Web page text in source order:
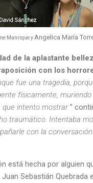
Manrique y Angelica María
de la aplastante
con los
fue una tragedia,
físicamente,
que intento mostrar”
traumático. Intentaba
con la
está hecha por alguien
Sebastián Quebrada